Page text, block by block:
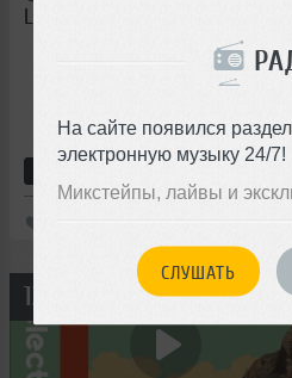
На сайте появился раздел
электронную музыку 24/7!
Микстейпы, лайвы и
СЛУШАТЬ
Lose Control (Extended Mix)
Авторский трек Tech House
12